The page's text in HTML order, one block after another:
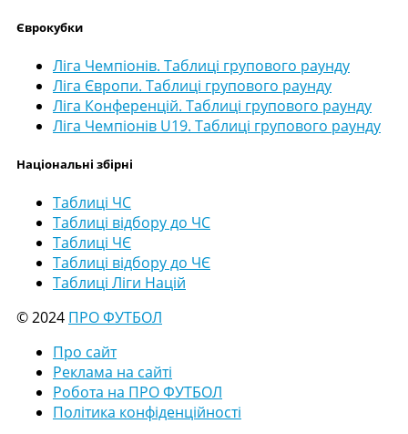
Єврокубки
Ліга Чемпіонів. Таблиці групового раунду
Ліга Європи. Таблиці групового раунду
Ліга Конференцій. Таблиці групового раунду
Ліга Чемпіонів U19. Таблиці групового раунду
Національні збірні
Таблиці ЧС
Таблиці відбору до ЧС
Таблиці ЧЄ
Таблиці відбору до ЧЄ
Таблиці Ліги Націй
© 2024 ПРО ФУТБОЛ
Про сайт
Реклама на сайті
Робота на ПРО ФУТБОЛ
Політика конфіденційності